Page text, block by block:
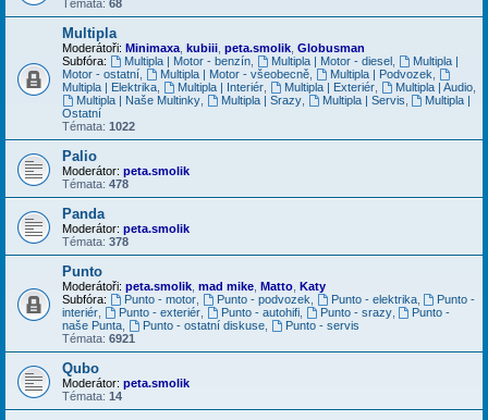
Témata: 68
Multipla
Moderátoři: Minimaxa kubiii peta.smolik Globusman
Subfóra:
Multipla | Motor - benzín, Multipla | Motor - diesel,
Multipla |
Motor - ostatní
Multipla | Motor - všeobecně, Multipla | Podvozek
Multipla | Elektrika
Multipla | Interiér, Multipla | Exteriér, Multipla | Audio,
Multipla | Naše Multinky, Multipla | Srazy, Multipla | Servis
Multipla |
Ostatní
Témata: 1022
Palio
Moderátor: peta.smolik
Témata: 478
Panda
Moderátor: peta.smolik
Témata: 378
Punto
Moderátoři: peta.smolik mad mike Matto Katy
Subfóra:
Punto - motor, Punto - podvozek Punto - elektrika,
Punto -
interiér
Punto - exteriér, Punto - autohifi, Punto - srazy,
Punto -
naše Punta
Punto - ostatní diskuse,
Punto - servis
Témata: 6921
Qubo
Moderátor: peta.smolik
Témata: 14